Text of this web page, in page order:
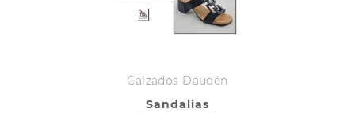
Calzados Daudén
Sandalias